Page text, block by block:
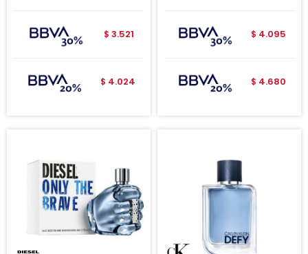
$ 3.521
$ 4.024
$ 4.095
$ 4.680